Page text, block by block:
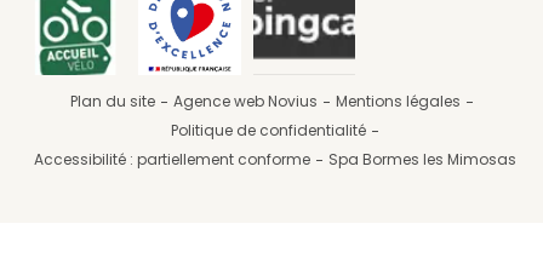
Plan du site Agence web Novius
Mentions légales
Politique de confidentialité
Accessibilité : partiellement conforme
Spa Bormes les Mimosas